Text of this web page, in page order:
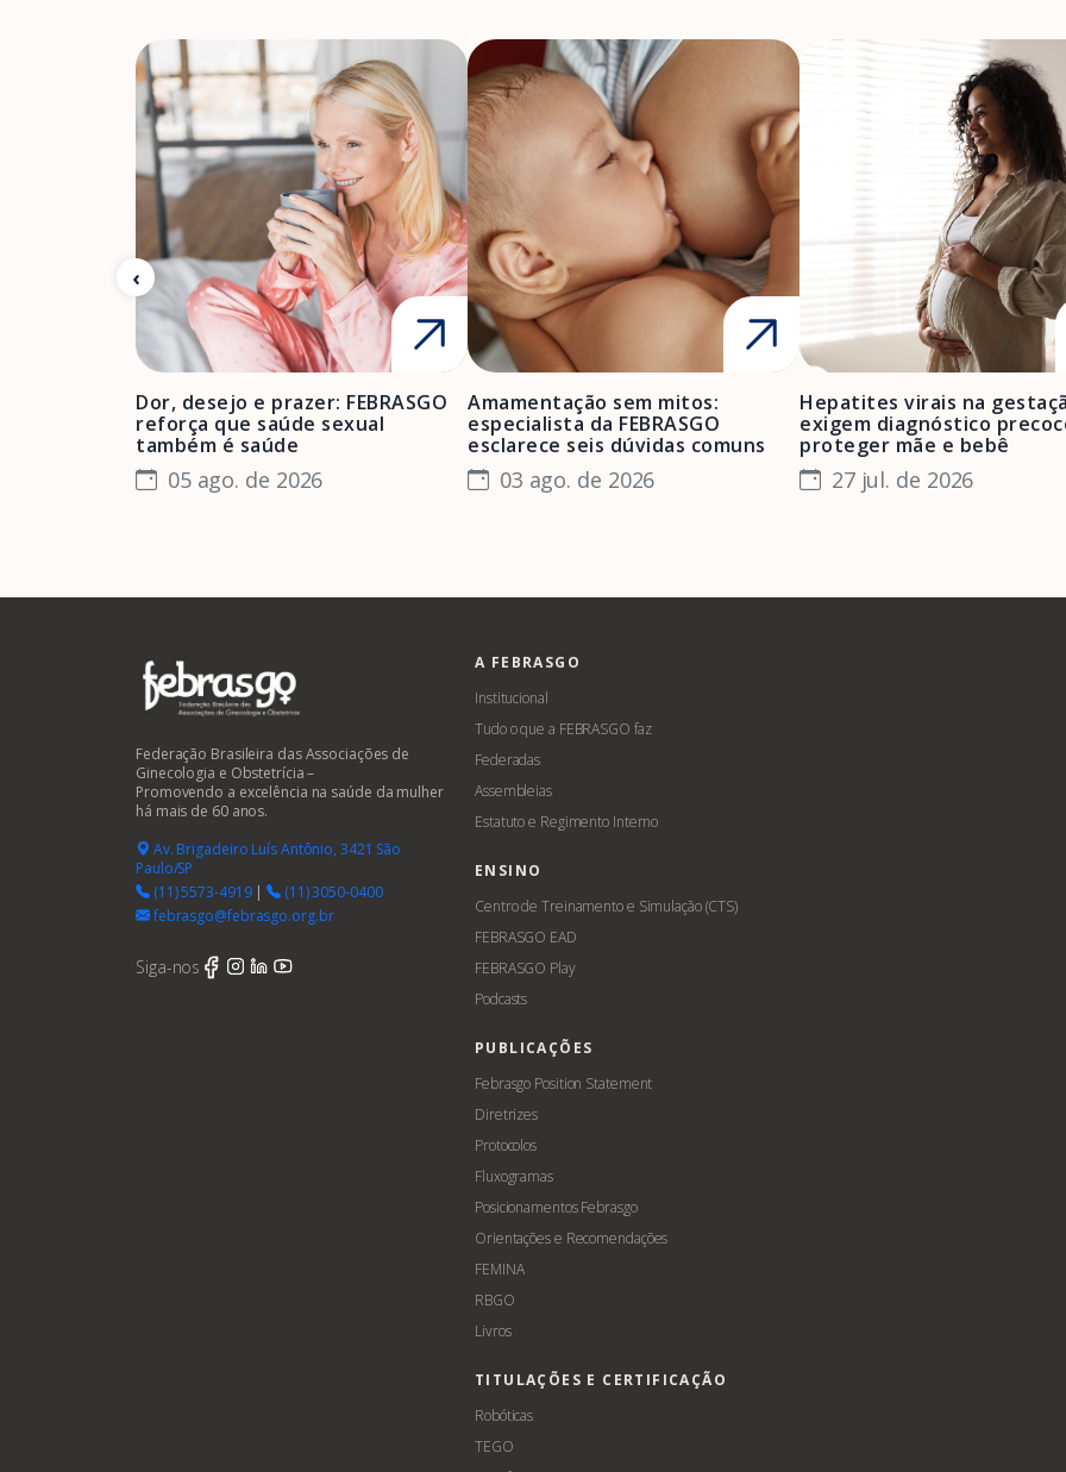
Dor, desejo e prazer: FEBRASGO
reforça que saúde sexual
também é saúde
05 ago. de 2026
Amamentação sem mitos:
especialista da FEBRASGO
esclarece seis dúvidas comuns
03 ago. de 2026
Hepatites virais na
exigem diagnóstico
proteger mãe e bebê
27 jul. de 2026
Federação Brasileira das Associações de
Ginecologia e Obstetrícia –
Promovendo a excelência na saúde da mulher
há mais de 60 anos.
Av. Brigadeiro Luís Antônio, 3421 São
Paulo/SP
(11) 5573-4919|
(11) 3050-0400
febrasgo@febrasgo.org.br
Siga-nos
A FEBRASGO
Institucional
Tudo o que a FEBRASGO faz
Federadas
Assembleias
Estatuto e Regimento Interno
ENSINO
Centro de Treinamento e Simulação (CTS)
FEBRASGO EAD
FEBRASGO Play
Podcasts
PUBLICAÇÕES
Febrasgo Position Statement
Diretrizes
Protocolos
Fluxogramas
Posicionamentos Febrasgo
Orientações e Recomendações
FEMINA
RBGO
Livros
TITULAÇÕES E CERTIFICAÇÃO
Robóticas
TEGO